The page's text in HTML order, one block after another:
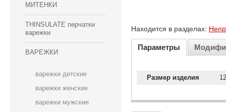
МИТЕНКИ
THINSULATE перчатки
варежки
ВАРЕЖКИ
варежки детские
варежки женские
варежки мужские
Находится в разделах:
Параметры
Размер изделия